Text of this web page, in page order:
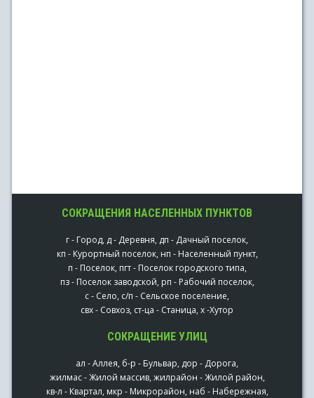
СОКРАЩЕНИЯ НАСЕЛЕННЫХ ПУНКТОВ
г - Город, д - Деревня, дп - Дачный поселок,
кп - Курортный поселок, нп - Населенный пункт,
п - Поселок, пгт - Поселок городского типа,
пз - Поселок заводской, рп - Рабочий поселок,
с - Село, с/п - Сельское поселение,
свх - Совхоз, ст-ца - Станица, х -Хутор
СОКРАЩЕНИЕ УЛИЦ
ал - Аллея, б-р - Бульвар, дор - Дорога,
жилмас - Жилой массив, жилрайон - Жилой район,
кв-л - Квартал, мкр - Микрорайон, наб - Набережная,